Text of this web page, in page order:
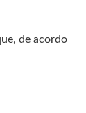
de acordo